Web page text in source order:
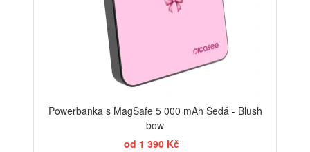
Powerbanka s MagSafe 5 000 mAh Šedá - Blush
bow
od 1 390 Kč